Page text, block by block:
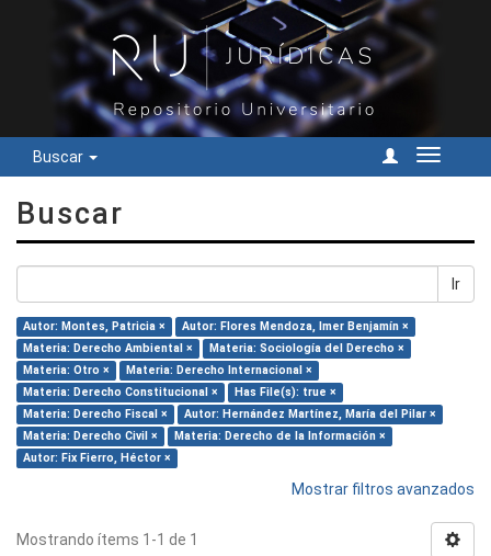
Buscar
Cambiar
Buscar
Ir
Autor: Montes, Patricia ×
Autor: Flores Mendoza, Imer Benjamín ×
Materia: Derecho Ambiental ×
Materia: Sociología del Derecho ×
Materia: Otro ×
Materia: Derecho Internacional ×
Materia: Derecho Constitucional ×
Has File(s): true ×
Materia: Derecho Fiscal ×
Autor: Hernández Martínez, María del Pilar ×
Materia: Derecho Civil ×
Materia: Derecho de la Información ×
Autor: Fix Fierro, Héctor ×
Mostrar filtros avanzados
Mostrando ítems 1-1 de 1